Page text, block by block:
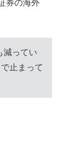
券の海外
減ってい
止まって